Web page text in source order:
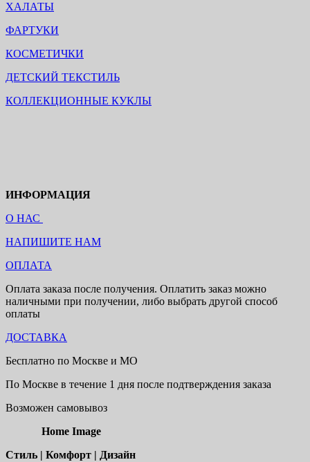
ХАЛАТЫ
ФАРТУКИ
КОСМЕТИЧКИ
ДЕТСКИЙ ТЕКСТИЛЬ
КОЛЛЕКЦИОННЫЕ КУКЛЫ
ИНФОРМАЦИЯ
О НАС
НАПИШИТЕ НАМ
ОПЛАТА
Оплата заказа после получения. Оплатить заказ можно
наличными при получении, либо выбрать другой способ
оплаты
ДОСТАВКА
Бесплатно по Москве и МО
По Москве в течение 1 дня после подтверждения заказа
Возможен самовывоз
Home Image
Стиль | Комфорт | Дизайн